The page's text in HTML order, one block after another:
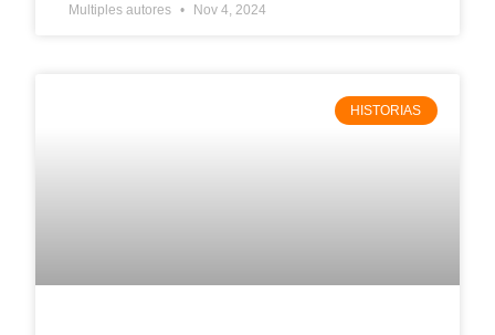
Multiples autores Nov 4, 2024
HISTORIAS